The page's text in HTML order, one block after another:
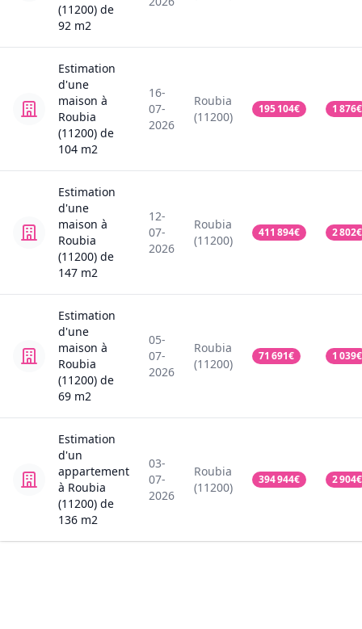
(11200) de
92 m2
Estimation
d'une
maison à
Roubia
(11200) de
104 m2
16-
07-
2026
Roubia
(11200)
195 104€ 1 876€
Estimation
d'une
maison à
Roubia
(11200) de
147 m2
12-
07-
2026
Roubia
(11200)
411 894€ 2 802€
Estimation
d'une
maison à
Roubia
(11200) de
69 m2
05-
07-
2026
Roubia
(11200)
71 691€ 1 039€
Estimation
d'un
appartement
à Roubia
(11200) de
136 m2
03-
07-
2026
Roubia
(11200)
394 944€ 2 904€